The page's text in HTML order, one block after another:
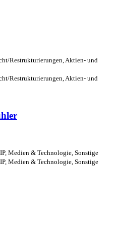
Restrukturierungen,Aktien- und
Restrukturierungen,Aktien- und
IP, Medien & Technologie, Sonstige
IP, Medien & Technologie, Sonstige